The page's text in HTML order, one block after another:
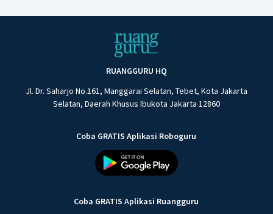
RUANGGURU HQ
Jl. Dr. Saharjo No.161, Manggarai Selatan, Tebet, Kota Jakarta
Selatan, Daerah Khusus Ibukota Jakarta 12860
Coba GRATIS Aplikasi Roboguru
Coba GRATIS Aplikasi Ruangguru